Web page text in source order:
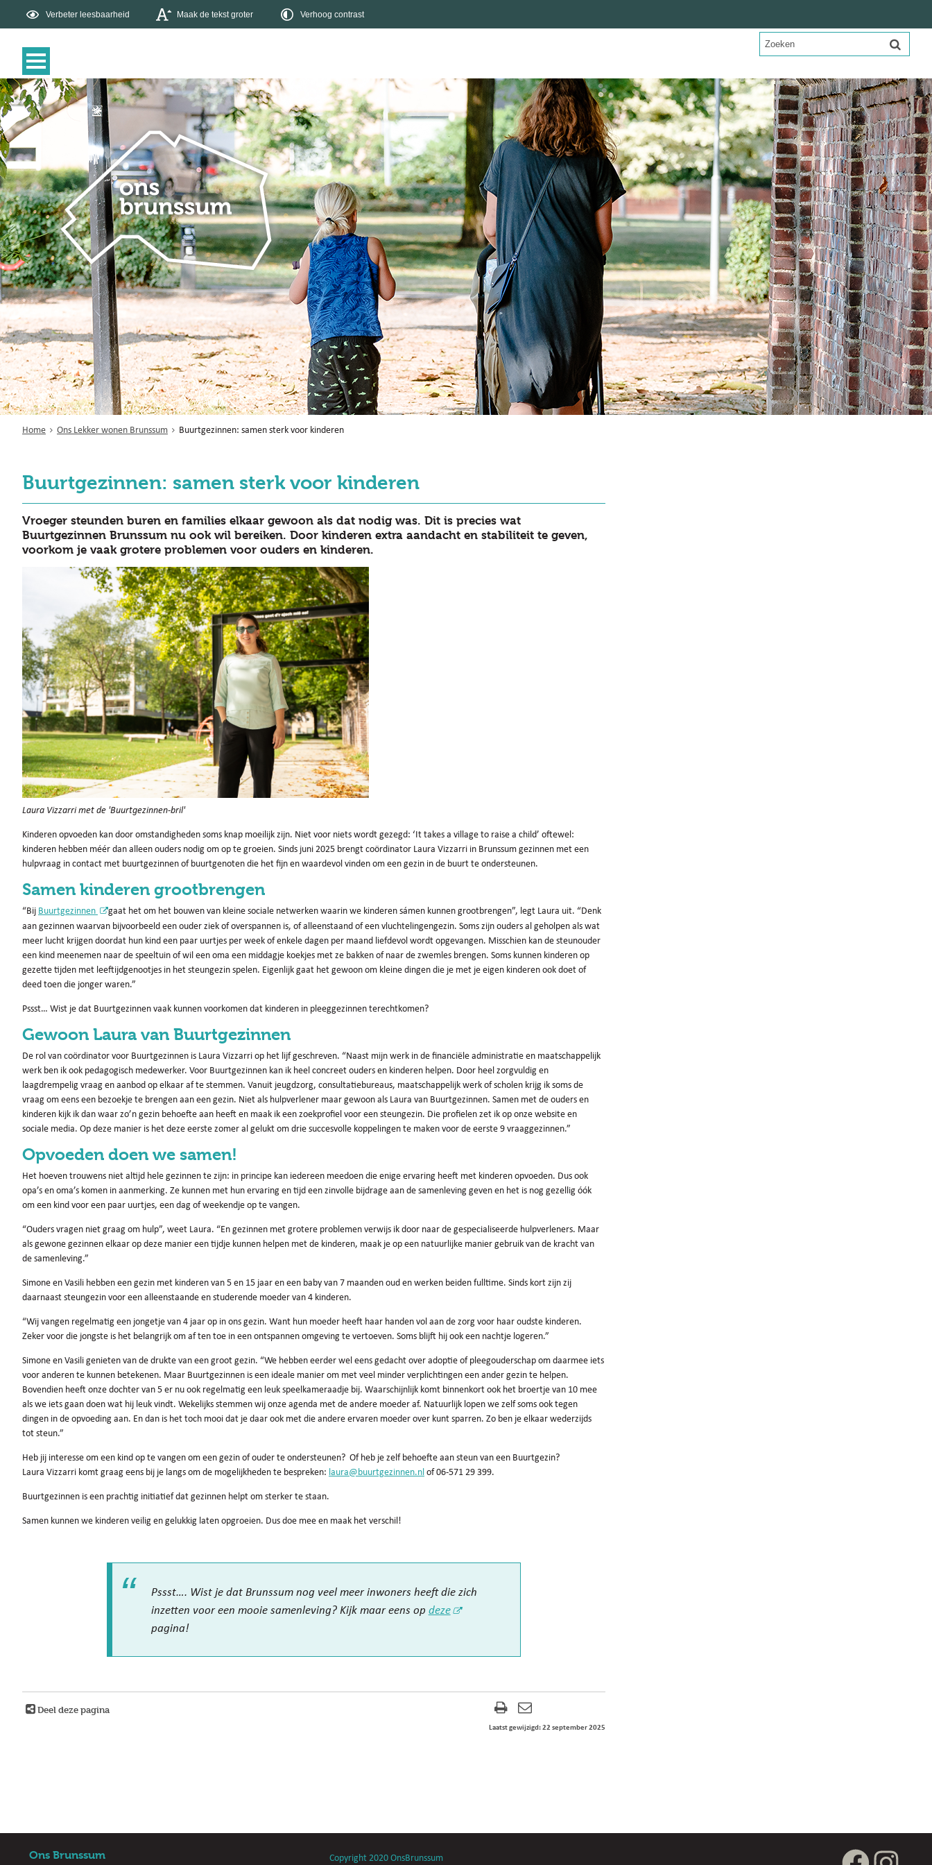
Verbeter leesbaarheid Maak de tekst groter Verhoog contrast
Home Ons Lekker wonen Brunssum Buurtgezinnen: samen sterk voor kinderen
Buurtgezinnen: samen sterk voor kinderen
Vroeger steunden buren en families elkaar gewoon als dat nodig was. Dit is precies wat
Buurtgezinnen Brunssum nu ook wil bereiken. Door kinderen extra aandacht en stabiliteit te geven,
voorkom je vaak grotere problemen voor ouders en kinderen.
Laura Vizzarri met de 'Buurtgezinnen-bril'
Kinderen opvoeden kan door omstandigheden soms knap moeilijk zijn. Niet voor niets wordt gezegd: ‘It takes a village to raise a child’ oftewel:
kinderen hebben méér dan alleen ouders nodig om op te groeien. Sinds juni 2025 brengt coördinator Laura Vizzarri in Brunssum gezinnen met een
hulpvraag in contact met buurtgezinnen of buurtgenoten die het fijn en waardevol vinden om een gezin in de buurt te ondersteunen.
Samen kinderen grootbrengen
“Bij Buurtgezinnen
gaat het om het bouwen van kleine sociale netwerken waarin we kinderen sámen kunnen grootbrengen”, legt Laura uit. “Denk
aan gezinnen waarvan bijvoorbeeld een ouder ziek of overspannen is, of alleenstaand of een vluchtelingengezin. Soms zijn ouders al geholpen als wat
meer lucht krijgen doordat hun kind een paar uurtjes per week of enkele dagen per maand liefdevol wordt opgevangen. Misschien kan de steunouder
een kind meenemen naar de speeltuin of wil een oma een middagje koekjes met ze bakken of naar de zwemles brengen. Soms kunnen kinderen op
gezette tijden met leeftijdgenootjes in het steungezin spelen. Eigenlijk gaat het gewoon om kleine dingen die je met je eigen kinderen ook doet of
deed toen die jonger waren.”
Pssst… Wist je dat Buurtgezinnen vaak kunnen voorkomen dat kinderen in pleeggezinnen terechtkomen?
Gewoon Laura van Buurtgezinnen
De rol van coördinator voor Buurtgezinnen is Laura Vizzarri op het lijf geschreven. “Naast mijn werk in de financiële administratie en maatschappelijk
werk ben ik ook pedagogisch medewerker. Voor Buurtgezinnen kan ik heel concreet ouders en kinderen helpen. Door heel zorgvuldig en
laagdrempelig vraag en aanbod op elkaar af te stemmen. Vanuit jeugdzorg, consultatiebureaus, maatschappelijk werk of scholen krijg ik soms de
vraag om eens een bezoekje te brengen aan een gezin. Niet als hulpverlener maar gewoon als Laura van Buurtgezinnen. Samen met de ouders en
kinderen kijk ik dan waar zo’n gezin behoefte aan heeft en maak ik een zoekprofiel voor een steungezin. Die profielen zet ik op onze website en
sociale media. Op deze manier is het deze eerste zomer al gelukt om drie succesvolle koppelingen te maken voor de eerste 9 vraaggezinnen.”
Opvoeden doen we samen!
Het hoeven trouwens niet altijd hele gezinnen te zijn: in principe kan iedereen meedoen die enige ervaring heeft met kinderen opvoeden. Dus ook
opa’s en oma’s komen in aanmerking. Ze kunnen met hun ervaring en tijd een zinvolle bijdrage aan de samenleving geven en het is nog gezellig óók
om een kind voor een paar uurtjes, een dag of weekendje op te vangen.
“Ouders vragen niet graag om hulp”, weet Laura. “En gezinnen met grotere problemen verwijs ik door naar de gespecialiseerde hulpverleners. Maar
als gewone gezinnen elkaar op deze manier een tijdje kunnen helpen met de kinderen, maak je op een natuurlijke manier gebruik van de kracht van
de samenleving.”
Simone en Vasili hebben een gezin met kinderen van 5 en 15 jaar en een baby van 7 maanden oud en werken beiden fulltime. Sinds kort zijn zij
daarnaast steungezin voor een alleenstaande en studerende moeder van 4 kinderen.
“Wij vangen regelmatig een jongetje van 4 jaar op in ons gezin. Want hun moeder heeft haar handen vol aan de zorg voor haar oudste kinderen.
Zeker voor die jongste is het belangrijk om af ten toe in een ontspannen omgeving te vertoeven. Soms blijft hij ook een nachtje logeren.”
Simone en Vasili genieten van de drukte van een groot gezin. “We hebben eerder wel eens gedacht over adoptie of pleegouderschap om daarmee iets
voor anderen te kunnen betekenen. Maar Buurtgezinnen is een ideale manier om met veel minder verplichtingen een ander gezin te helpen.
Bovendien heeft onze dochter van 5 er nu ook regelmatig een leuk speelkameraadje bij. Waarschijnlijk komt binnenkort ook het broertje van 10 mee
als we iets gaan doen wat hij leuk vindt. Wekelijks stemmen wij onze agenda met de andere moeder af. Natuurlijk lopen we zelf soms ook tegen
dingen in de opvoeding aan. En dan is het toch mooi dat je daar ook met die andere ervaren moeder over kunt sparren. Zo ben je elkaar wederzijds
tot steun.”
Heb jij interesse om een kind op te vangen om een gezin of ouder te ondersteunen? Of heb je zelf behoefte aan steun van een Buurtgezin?
Laura Vizzarri komt graag eens bij je langs om de mogelijkheden te bespreken: laura@buurtgezinnen.nlof 06-571 29 399.
Buurtgezinnen is een prachtig initiatief dat gezinnen helpt om sterker te staan.
Samen kunnen we kinderen veilig en gelukkig laten opgroeien. Dus doe mee en maak het verschil!
Pssst…. Wist je dat Brunssum nog veel meer inwoners heeft die zich
inzetten voor een mooie samenleving? Kijk maar eens op deze
pagina!
Deel deze pagina
Laatst gewijzigd: 22 september 2025
Ons Brunssum Copyright 2020 OnsBrunssum